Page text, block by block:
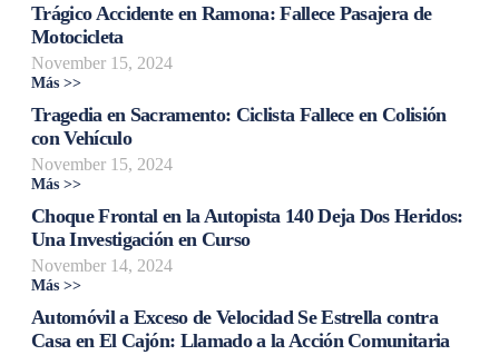
Trágico Accidente en Ramona: Fallece Pasajera de
Motocicleta
November 15, 2024
Más >>
Tragedia en Sacramento: Ciclista Fallece en Colisión
con Vehículo
November 15, 2024
Más >>
Choque Frontal en la Autopista 140 Deja Dos Heridos:
Una Investigación en Curso
November 14, 2024
Más >>
Automóvil a Exceso de Velocidad Se Estrella contra
Casa en El Cajón: Llamado a la Acción Comunitaria